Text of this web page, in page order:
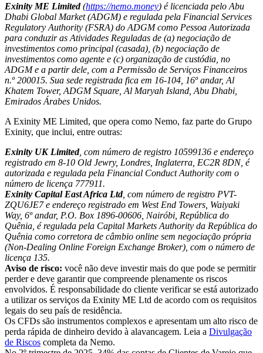
Exinity ME Limited(https://nemo.money) é licenciada pelo Abu
Dhabi Global Market (ADGM) e regulada pela Financial Services
Regulatory Authority (FSRA) do ADGM como Pessoa Autorizada
para conduzir as Atividades Reguladas de (a) negociação de
investimentos como principal (casada), (b) negociação de
investimentos como agente e (c) organização de custódia, no
ADGM e a partir dele, com a Permissão de Serviços Financeiros
n.º 200015. Sua sede registrada fica em 16-104, 16º andar, Al
Khatem Tower, ADGM Square, Al Maryah Island, Abu Dhabi,
Emirados Árabes Unidos.
A Exinity ME Limited, que opera como Nemo, faz parte do Grupo
Exinity, que inclui, entre outras:
Exinity UK Limited, com número de registro 10599136 e endereço
registrado em 8-10 Old Jewry, Londres, Inglaterra, EC2R 8DN, é
autorizada e regulada pela Financial Conduct Authority com o
número de licença 777911.
Exinity Capital East Africa Ltd, com número de registro PVT-
ZQU6JE7 e endereço registrado em West End Towers, Waiyaki
Way, 6º andar, P.O. Box 1896-00606, Nairóbi, República do
Quênia, é regulada pela Capital Markets Authority da República do
Quênia como corretora de câmbio online sem negociação própria
(Non-Dealing Online Foreign Exchange Broker), com o número de
licença 135.
Aviso de risco: você não deve investir mais do que pode se permitir
perder e deve garantir que compreende plenamente os riscos
envolvidos. É responsabilidade do cliente verificar se está autorizado
a utilizar os serviços da Exinity ME Ltd de acordo com os requisitos
legais do seu país de residência.
Os CFDs são instrumentos complexos e apresentam um alto risco de
perda rápida de dinheiro devido à alavancagem. Leia a Divulgação
de Riscos completa da Nemo.